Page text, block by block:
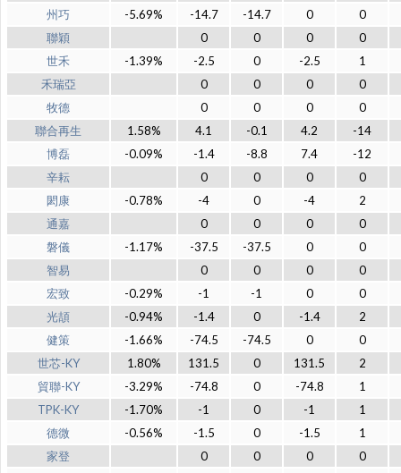
州巧 -5.69% -14.7 -14.7 0
0
聯穎
0 0 0
0
世禾
-1.39% -2.5 0 -2.5
1
禾瑞亞
0 0 0
0
牧德
0 0 0
0
聯合再生
1.58% 4.1 -0.1 4.2
-14
博磊
-0.09% -1.4 -8.8 7.4
-12
辛耘
0 0 0
0
閎康
-0.78% -4 0 -4
2
通嘉
0 0 0
0
磐儀
-1.17% -37.5 -37.5 0
0
智易
0 0 0
0
宏致
-0.29% -1 -1 0
0
光頡
-0.94% -1.4 0 -1.4
2
健策
-1.66% -74.5 -74.5 0
0
世芯-KY
1.80% 131.5 0 131.5
2
貿聯-KY
-3.29% -74.8 0 -74.8
1
TPK-KY
-1.70% -1 0 -1
1
德微
-0.56% -1.5 0 -1.5
1
家登
0 0 0
0